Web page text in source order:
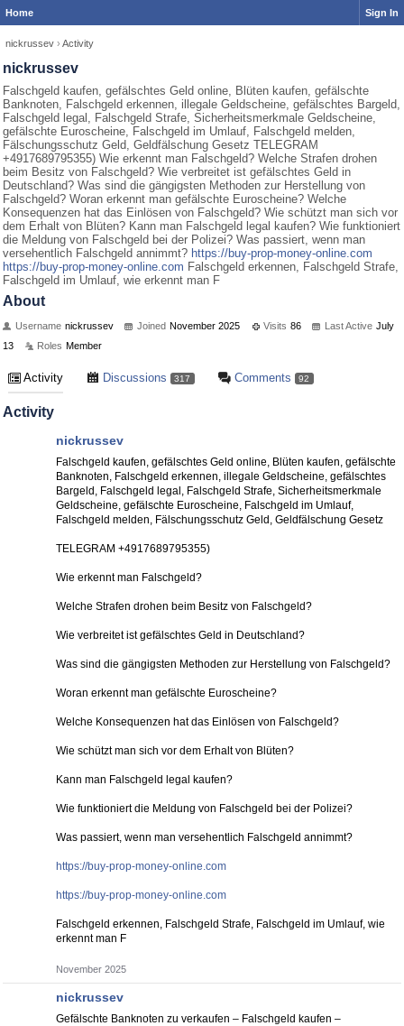
Home Sign In
nickrussev › Activity
nickrussev
Falschgeld kaufen, gefälschtes Geld online, Blüten kaufen, gefälschte
Banknoten, Falschgeld erkennen, illegale Geldscheine, gefälschtes Bargeld,
Falschgeld legal, Falschgeld Strafe, Sicherheitsmerkmale Geldscheine,
gefälschte Euroscheine, Falschgeld im Umlauf, Falschgeld melden,
Fälschungsschutz Geld, Geldfälschung Gesetz TELEGRAM
+4917689795355) Wie erkennt man Falschgeld? Welche Strafen drohen
beim Besitz von Falschgeld? Wie verbreitet ist gefälschtes Geld in
Deutschland? Was sind die gängigsten Methoden zur Herstellung von
Falschgeld? Woran erkennt man gefälschte Euroscheine? Welche
Konsequenzen hat das Einlösen von Falschgeld? Wie schützt man sich vor
dem Erhalt von Blüten? Kann man Falschgeld legal kaufen? Wie funktioniert
die Meldung von Falschgeld bei der Polizei? Was passiert, wenn man
versehentlich Falschgeld annimmt? https://buy-prop-money-online.com
https://buy-prop-money-online.com Falschgeld erkennen, Falschgeld Strafe,
Falschgeld im Umlauf, wie erkennt man F
About
Username nickrussev Joined November 2025 Visits 86 Last Active July
13
Roles Member
Activity Discussions 317 Comments 92
Activity
nickrussev
Falschgeld kaufen, gefälschtes Geld online, Blüten kaufen, gefälschte
Banknoten, Falschgeld erkennen, illegale Geldscheine, gefälschtes
Bargeld, Falschgeld legal, Falschgeld Strafe, Sicherheitsmerkmale
Geldscheine, gefälschte Euroscheine, Falschgeld im Umlauf,
Falschgeld melden, Fälschungsschutz Geld, Geldfälschung Gesetz
TELEGRAM +4917689795355)
Wie erkennt man Falschgeld?
Welche Strafen drohen beim Besitz von Falschgeld?
Wie verbreitet ist gefälschtes Geld in Deutschland?
Was sind die gängigsten Methoden zur Herstellung von Falschgeld?
Woran erkennt man gefälschte Euroscheine?
Welche Konsequenzen hat das Einlösen von Falschgeld?
Wie schützt man sich vor dem Erhalt von Blüten?
Kann man Falschgeld legal kaufen?
Wie funktioniert die Meldung von Falschgeld bei der Polizei?
Was passiert, wenn man versehentlich Falschgeld annimmt?
https://buy-prop-money-online.com
https://buy-prop-money-online.com
Falschgeld erkennen, Falschgeld Strafe, Falschgeld im Umlauf, wie
erkennt man F
November 2025
nickrussev
Gefälschte Banknoten zu verkaufen – Falschgeld kaufen –